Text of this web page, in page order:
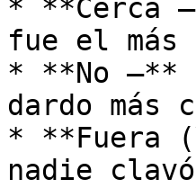
* **Cerca
fue el más
* **No –**
dardo más
* **Fuera
nadie